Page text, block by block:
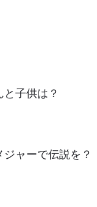
子供は？
ャーで伝説を？